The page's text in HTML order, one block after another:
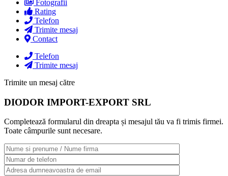
Fotografii
Rating
Telefon
Trimite mesaj
Contact
Telefon
Trimite mesaj
Trimite un mesaj către
DIODOR IMPORT-EXPORT SRL
Completează formularul din dreapta și mesajul tău va fi trimis firmei.
Toate câmpurile sunt necesare.